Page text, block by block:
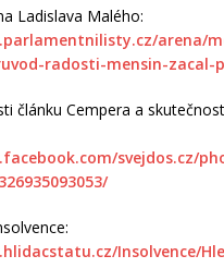
Ladislava Malého:
arena/
radosti-mensin-zacal-
článku Cempera a
svejdos.cz/
Insolvence/